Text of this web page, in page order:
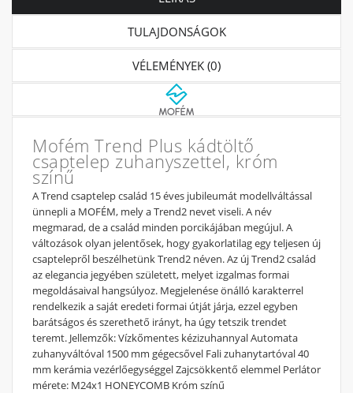
TULAJDONSÁGOK
VÉLEMÉNYEK (0)
Mofém Trend Plus kádtöltő
csaptelep zuhanyszettel, króm
színű
A Trend csaptelep család 15 éves jubileumát modellváltással
ünnepli a MOFÉM, mely a Trend2 nevet viseli. A név
megmarad, de a család minden porcikájában megújul. A
változások olyan jelentősek, hogy gyakorlatilag egy teljesen új
csaptelepről beszélhetünk Trend2 néven. Az új Trend2 család
az elegancia jegyében született, melyet izgalmas formai
megoldásaival hangsúlyoz. Megjelenése önálló karakterrel
rendelkezik a saját eredeti formai útját járja, ezzel egyben
barátságos és szerethető irányt, ha úgy tetszik trendet
teremt. Jellemzők: Vízkőmentes kézizuhannyal Automata
zuhanyváltóval 1500 mm gégecsővel Fali zuhanytartóval 40
mm kerámia vezérlőegységgel Zajcsökkentő elemmel Perlátor
mérete: M24x1 HONEYCOMB Króm színű